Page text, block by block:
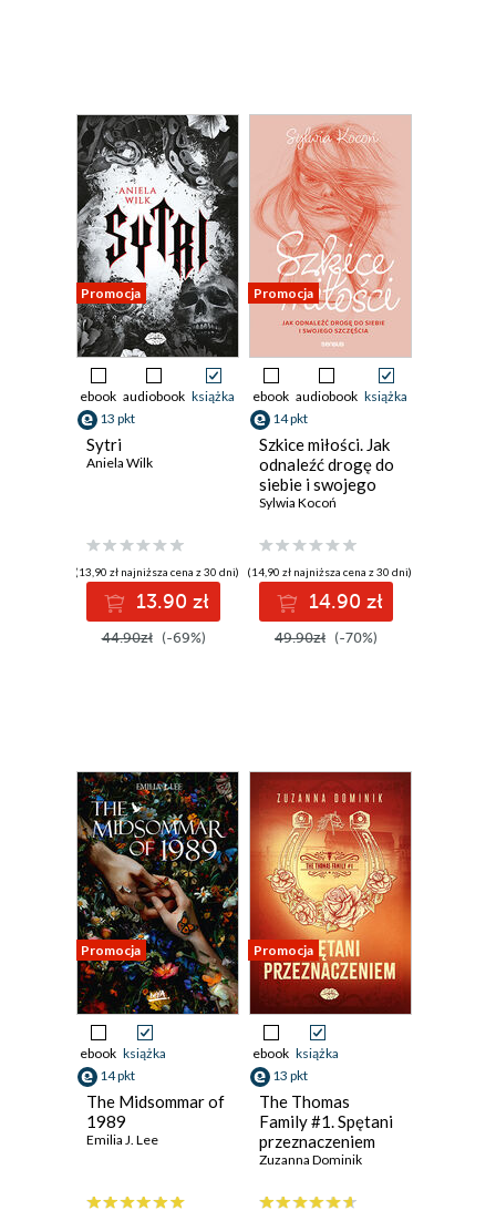
Promocja
ebook audiobook książka
13 pkt
Sytri
Aniela Wilk
(13,90 zł najniższa cena z 30 dni)
13.90 zł
44.90zł (-69%)
Promocja
ebook audiobook książka
14 pkt
Szkice miłości. Jak
odnaleźć drogę do
siebie i swojego
szczęścia
Sylwia Kocoń
(14,90 zł najniższa cena z 30 dni)
14.90 zł
49.90zł (-70%)
Promocja
ebook książka
14 pkt
The Midsommar of
1989
Emilia J. Lee
Promocja
ebook książka
13 pkt
The Thomas
Family #1. Spętani
przeznaczeniem
Zuzanna Dominik